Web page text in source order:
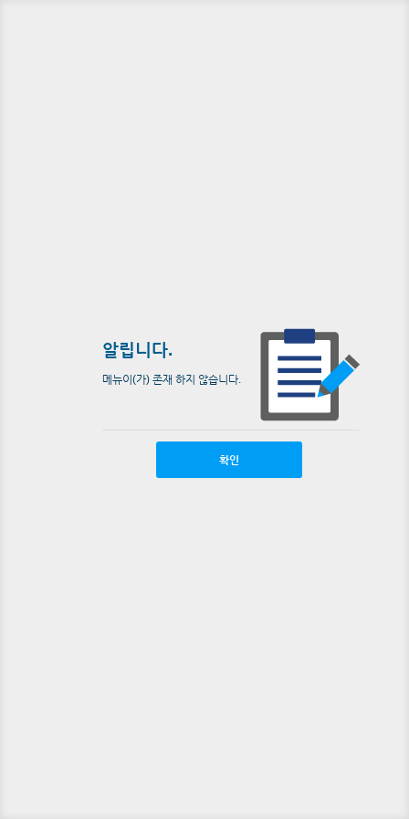
알립니다.
메뉴이(가) 존재 하지 않습니다.